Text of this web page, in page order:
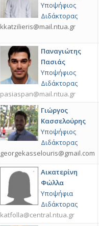
Υποψήφιος
Διδάκτορας
kkatzilieris@mail.ntua.gr
Παναγιώτης
Πασιάς
Υποψήφιος
Διδάκτορας
pasiaspan@mail.ntua.gr
Γιώργος
Κασσελούρης
Υποψήφιος
Διδάκτορας
georgekasselouris@gmail.com
Αικατερίνη
Φώλλα
Υποψήφια
Διδάκτορας
katfolla@central.ntua.gr